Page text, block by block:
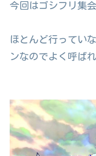
今回はゴシフリ集
ほとんど行ってい
ンなのでよく呼ば